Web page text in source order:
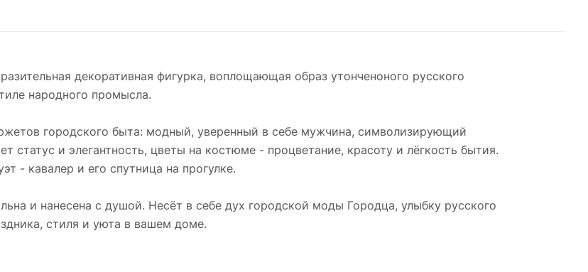
декоративная фигурка, воплощающая образ утонченоного русского
народного промысла.
городского быта: модный, уверенный в себе мужчина, символизирующий
статус и элегантность, цветы на костюме - процветание, красоту и лёгкость бытия.
- кавалер и его спутница на прогулке.
и нанесена с душой. Несёт в себе дух городской моды Городца, улыбку русского
стиля и уюта в вашем доме.